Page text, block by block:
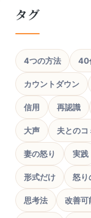
タグ
4つの方法 40
カウントダウン
信用 再認識
大声 夫との
妻の怒り 実践
形式だけ 怒り
思考法 改善可